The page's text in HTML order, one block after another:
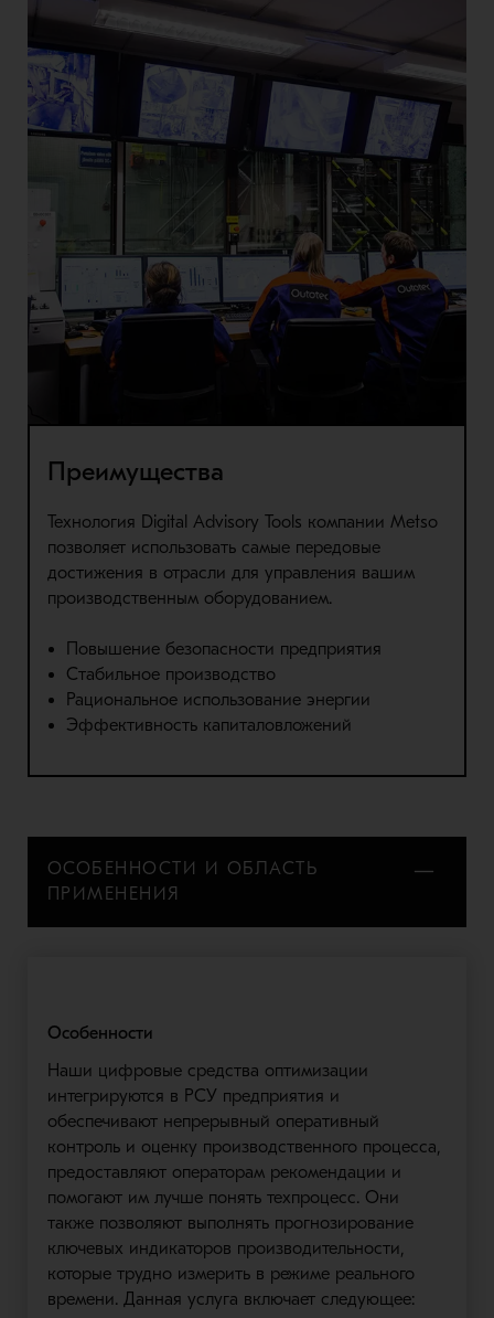
Преимущества
Технология Digital Advisory Tools компании Metso
позволяет использовать самые передовые
достижения в отрасли для управления вашим
производственным оборудованием.
Повышение безопасности предприятия
Стабильное производство
Рациональное использование энергии
Эффективность капиталовложений
ОСОБЕННОСТИ И ОБЛАСТЬ
ПРИМЕНЕНИЯ
Особенности
Наши цифровые средства оптимизации
интегрируются в РСУ предприятия и
обеспечивают непрерывный оперативный
контроль и оценку производственного процесса,
предоставляют операторам рекомендации и
помогают им лучше понять техпроцесс. Они
также позволяют выполнять прогнозирование
ключевых индикаторов производительности,
которые трудно измерить в режиме реального
времени. Данная услуга включает следующее: